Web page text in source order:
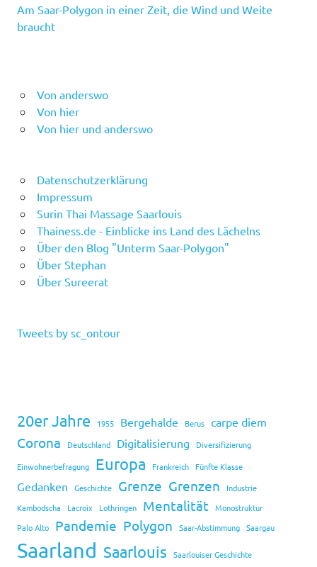
Am Saar-Polygon in einer Zeit, die Wind und Weite
braucht
Von anderswo
Von hier
Von hier und anderswo
Datenschutzerklärung
Impressum
Surin Thai Massage Saarlouis
Thainess.de - Einblicke ins Land des Lächelns
Über den Blog "Unterm Saar-Polygon"
Über Stephan
Über Sureerat
Tweets by sc_ontour
20er Jahre 1955 Bergehalde Berus carpe diem
Corona Deutschland Digitalisierung
Diversifizierung
Einwohnerbefragung
Europa Frankreich Fünfte Klasse
Gedanken Geschichte Grenze Grenzen
Industrie
Kambodscha
Lacroix Lothringen Mentalität
Monostruktur
Palo Alto
Pandemie Polygon Saar-Abstimmung Saargau
Saarland Saarlouis Saarlouiser Geschichte